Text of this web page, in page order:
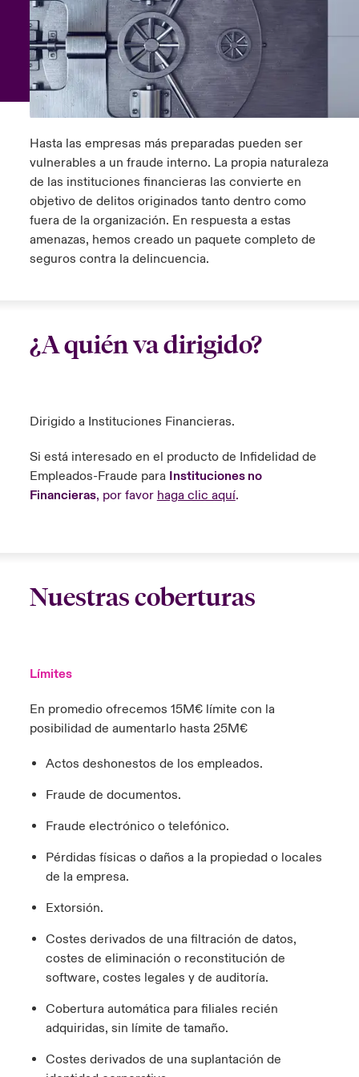
Contacto
Acceso
Siniestros
Relaciones Con Inversores
Beazley
Transformación tecnológica y ciberriesgo 2025
Resilience - Riesgos climáticos y medioambientales 2025
Cyber
Services Snapshot
Spain
(French)
America
(French)
America
(French)
America
(French)
America
(French)
America
(French)
America
(French)
America
(French)
America
(French)
America
(French)
America
(French)
America
Hasta las empresas más preparadas pueden ser
vulnerables a un fraude interno. La propia naturaleza
de las instituciones financieras las convierte en
objetivo de delitos originados tanto dentro como
fuera de la organización. En respuesta a estas
amenazas, hemos creado un paquete completo de
seguros contra la delincuencia.
¿A quién va dirigido?
Dirigido a Instituciones Financieras.
Si está interesado en el producto de Infidelidad de
Empleados-Fraude para Instituciones no
Financieras, por favor haga clic aquí.
Nuestras coberturas
Límites
En promedio ofrecemos 15M€ límite con la
posibilidad de aumentarlo hasta 25M€
Actos deshonestos de los empleados.
Fraude de documentos.
Fraude electrónico o telefónico.
Pérdidas físicas o daños a la propiedad o locales
de la empresa.
Extorsión.
Costes derivados de una filtración de datos,
costes de eliminación o reconstitución de
software, costes legales y de auditoría.
Cobertura automática para filiales recién
adquiridas, sin límite de tamaño.
Costes derivados de una suplantación de